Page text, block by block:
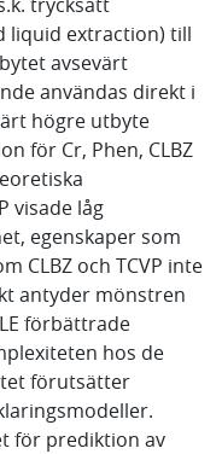
liquid extraction) till
avsevärt
användas direkt i
högre utbyte
för Cr, Phen, CLBZ
visade låg
egenskaper som
CLBZ och TCVP inte
antyder mönstren
förbättrade
hos de
förutsätter
för prediktion av